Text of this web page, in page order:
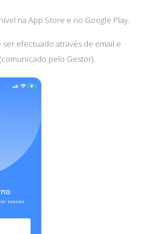
na App Store e no Google Play.
efectuado através de email e
pelo Gestor).